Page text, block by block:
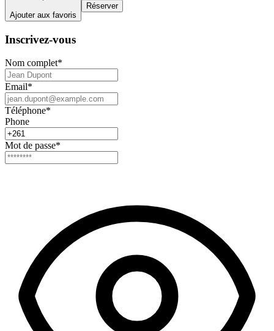
Ajouter aux favoris
Réserver
Inscrivez-vous
Nom complet*
Email*
Téléphone*
Phone
Mot de passe*